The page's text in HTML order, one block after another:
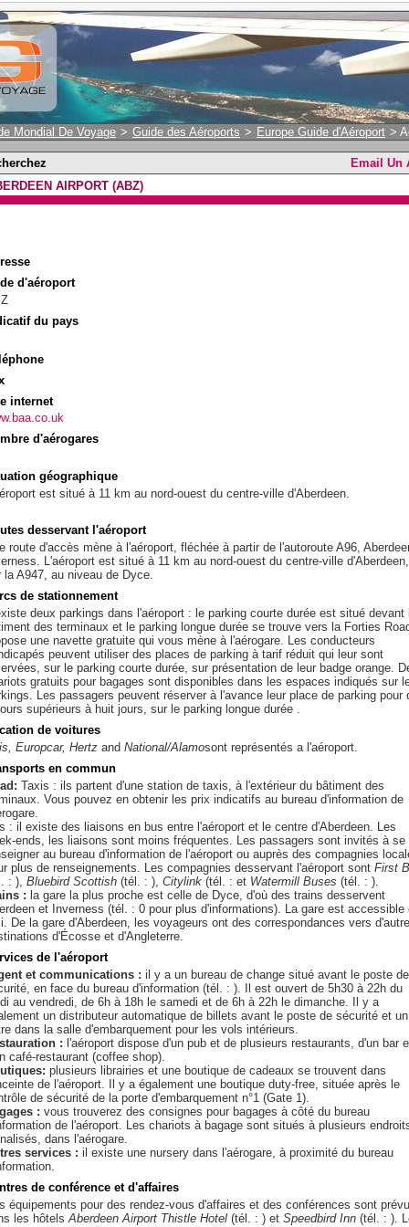
Mondial De Voyage > Guide des Aéroports > Europe Guide d'Aéroport >
Email Un
AIRPORT (ABZ)
d'aéroport
du pays
internet
d'aérogares
géographique
est situé à 11 km au nord-ouest du centre-ville d'Aberdeen.
desservant l'aéroport
route d'accès mène à l'aéroport, fléchée à partir de l'autoroute A96,
L'aéroport est situé à 11 km au nord-ouest du centre-ville d'Aberdeen,
la A947, au niveau de Dyce.
de stationnement
deux parkings dans l'aéroport : le parking courte durée est situé devant
des terminaux et le parking longue durée se trouve vers la Forties
une navette gratuite qui vous mène à l'aérogare. Les conducteurs
peuvent utiliser des places de parking à tarif réduit qui leur sont
sur le parking courte durée, sur présentation de leur badge orange.
gratuits pour bagages sont disponibles dans les espaces indiqués sur
Les passagers peuvent réserver à l'avance leur place de parking pour
supérieurs à huit jours, sur le parking longue durée .
de voitures
Europcar, Hertz and National/Alamosont représentés a l'aéroport.
en commun
Taxis : ils partent d'une station de taxis, à l'extérieur du bâtiment des
Vous pouvez en obtenir les prix indicatifs au bureau d'information de
: il existe des liaisons en bus entre l'aéroport et le centre d'Aberdeen. Les
ends, les liaisons sont moins fréquentes. Les passagers sont invités à se
au bureau d'information de l'aéroport ou auprès des compagnies
plus de renseignements. Les compagnies desservant l'aéroport sont First
: ), Bluebird Scottish (tél. : ), Citylink (tél. : et Watermill Buses (tél. : ).
: la gare la plus proche est celle de Dyce, d'où des trains desservent
et Inverness (tél. : 0 pour plus d'informations). La gare est accessible
De la gare d'Aberdeen, les voyageurs ont des correspondances vers
d'Écosse et d'Angleterre.
de l'aéroport
et communications : il y a un bureau de change situé avant le poste de
en face du bureau d'information (tél. : ). Il est ouvert de 5h30 à 22h du
au vendredi, de 6h à 18h le samedi et de 6h à 22h le dimanche. Il y a
un distributeur automatique de billets avant le poste de sécurité et un
dans la salle d'embarquement pour les vols intérieurs.
: l'aéroport dispose d'un pub et de plusieurs restaurants, d'un bar
café-restaurant (coffee shop).
plusieurs librairies et une boutique de cadeaux se trouvent dans
de l'aéroport. Il y a également une boutique duty-free, située après le
de sécurité de la porte d'embarquement n°1 (Gate 1).
: vous trouverez des consignes pour bagages à côté du bureau
de l'aéroport. Les chariots à bagage sont situés à plusieurs
dans l'aérogare.
services : il existe une nursery dans l'aérogare, à proximité du bureau
de conférence et d'affaires
équipements pour des rendez-vous d'affaires et des conférences sont
les hôtelsAberdeen Airport Thistle Hotel (tél. : ) et Speedbird Inn (tél. : ).